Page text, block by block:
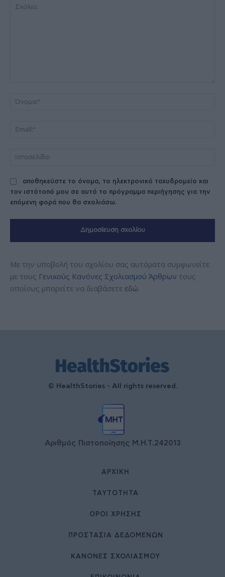
αποθηκεύστε το όνομα, το ηλεκτρονικό ταχυδρομείο και
τον ιστότοπό μου σε αυτό το πρόγραμμα περιήγησης για την
επόμενη φορά που θα σχολιάσω.
Με την υποβολή του σχολίου σας αυτόματα συμφωνείτε
με τους Γενικούς Κανόνες Σχολιασμού Άρθρων τους
οποίους μπορείτε να διαβάσετε εδώ.
© HealthStories - All rights reserved.
Αριθμός Πιστοποίησης Μ.Η.Τ.242013
ΑΡΧΙΚΉ
ΤΑΥΤΌΤΗΤΑ
ΌΡΟΙ ΧΡΉΣΗΣ
ΠΡΟΣΤΑΣΙΑ ΔΕΔΟΜΕΝΩΝ
ΚΑΝΟΝΕΣ ΣΧΟΛΙΑΣΜΟΥ